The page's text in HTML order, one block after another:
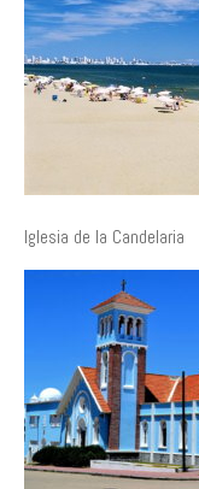
Iglesia de la Candelaria